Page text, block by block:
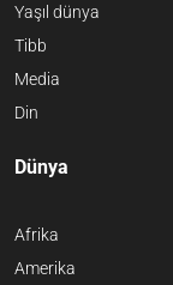
Yaşıl dünya
Tibb
Media
Din
Dünya
Afrika
Amerika